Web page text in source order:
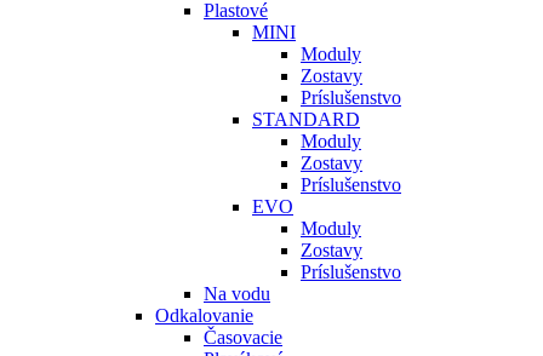
Plastové
MINI
Moduly
Zostavy
Príslušenstvo
STANDARD
Moduly
Zostavy
Príslušenstvo
EVO
Moduly
Zostavy
Príslušenstvo
Na vodu
Odkalovanie
Časovacie